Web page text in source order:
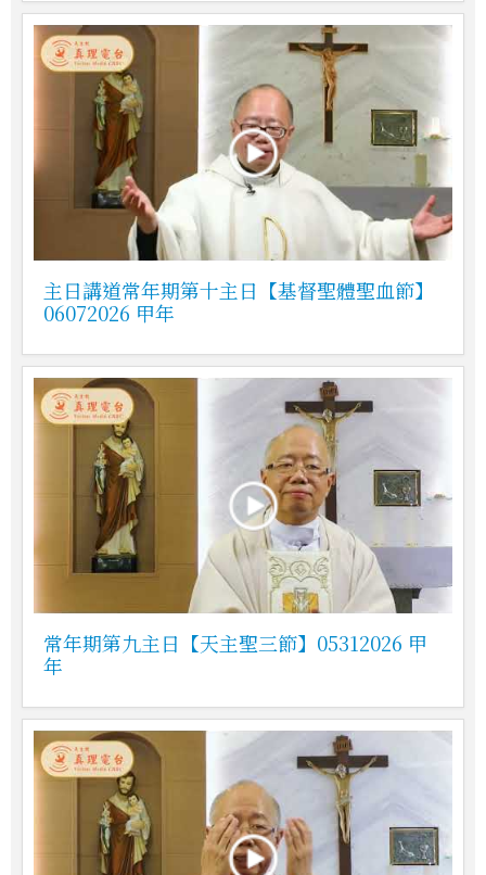
主日講道常年期第十主日【基督聖體聖血節】
06072026 甲年
常年期第九主日【天主聖三節】05312026 甲
年